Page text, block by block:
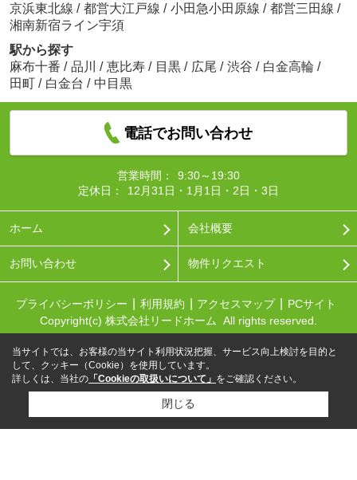
京浜東北線 / 都営大江戸線 / 小田急小田原線 / 都営三田線 /
湘南新宿ライン宇須
駅から探す
麻布十番 / 品川 / 恵比寿 / 目黒 / 広尾 / 渋谷 / 白金高輪 /
田町 / 白金台 / 中目黒
電話でお問い合わせ
営業時間：
9:30～19:30
定休日：
12月31日・1月1日・2日・3日
ホーム 会社概要
お問い合わせ 物件リクエスト
プライバシーポリシー 利用規約 アクセスマップ
PCサイト
Copyright(c) 株式会社リードホーム All rights reserved.
当サイトでは、お客様の当サイト利用状況把握、サービス向上検討を目的と
して、クッキー（Cookie）を使用しています。
詳しくは、当社の 「Cookieの取扱いについて」 をご確認ください。
閉じる